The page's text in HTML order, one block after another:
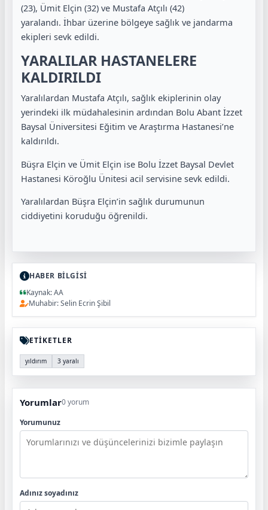
(23), Ümit Elçin (32) ve Mustafa Atçılı (42)
yaralandı. İhbar üzerine bölgeye sağlık ve jandarma
ekipleri sevk edildi.
YARALILAR HASTANELERE
KALDIRILDI
Yaralılardan Mustafa Atçılı, sağlık ekiplerinin olay
yerindeki ilk müdahalesinin ardından Bolu Abant İzzet
Baysal Üniversitesi Eğitim ve Araştırma Hastanesi’ne
kaldırıldı.
Büşra Elçin ve Ümit Elçin ise Bolu İzzet Baysal Devlet
Hastanesi Köroğlu Ünitesi acil servisine sevk edildi.
Yaralılardan Büşra Elçin’in sağlık durumunun
ciddiyetini koruduğu öğrenildi.
HABER BİLGİSİ
Kaynak: AA
Muhabir: Selin Ecrin Şibil
ETİKETLER
yıldırım 3 yaralı
Yorumlar0 yorum
Yorumunuz
Adınız soyadınız